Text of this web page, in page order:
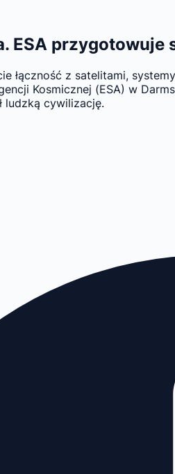
ESA
łączność z satelitami,
Kosmicznej (ESA) w
ludzką cywilizację.